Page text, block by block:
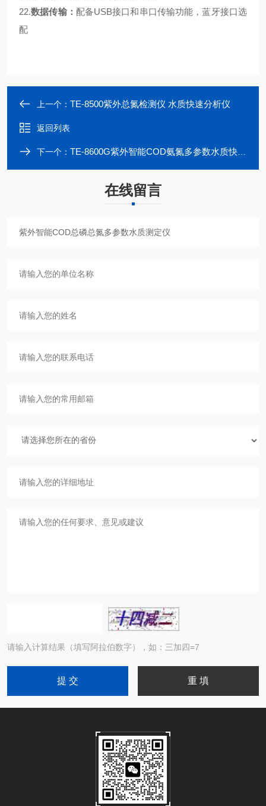
22.数据传输： 配备USB接口和串口传输功能，蓝牙接口选
配
上一个： TE-8500紫外总氮检测仪 水质快速分析仪
返回列表
下一个： TE-8600G紫外智能COD氨氮多参数水质快速测定仪
在线留言
请输入计算结果（填写阿拉伯数字），如：三加四=7